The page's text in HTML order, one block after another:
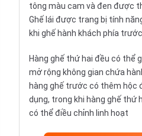
tông màu cam và đen được
Ghế lái được trang bị tính
khi ghế hành khách phía
Hàng ghế thứ hai đều có thể
mở rộng không gian chứa
hàng ghế trước có thêm hộc
dụng, trong khi hàng ghế thứ
có thể điều chỉnh linh hoạt